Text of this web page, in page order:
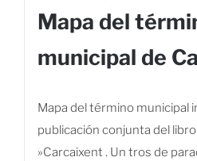
Mapa del
municipal de
Mapa del término municipal
publicación conjunta del
»Carcaixent . Un tros de